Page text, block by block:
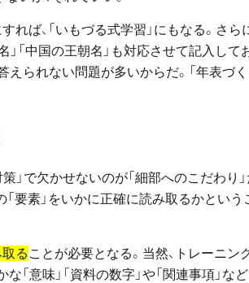
ば、「いもづる式学習」にもなる。さら
」「中国の王朝名」も対応させて記入して
えられない問題が多いからだ。「年表づ
」で欠かせないのが「細部へのこだわり
要素」をいかに正確に読み取るかという
取る ことが必要となる。当然、トレーニン
「意味」「資料の数字」や「関連事項」な